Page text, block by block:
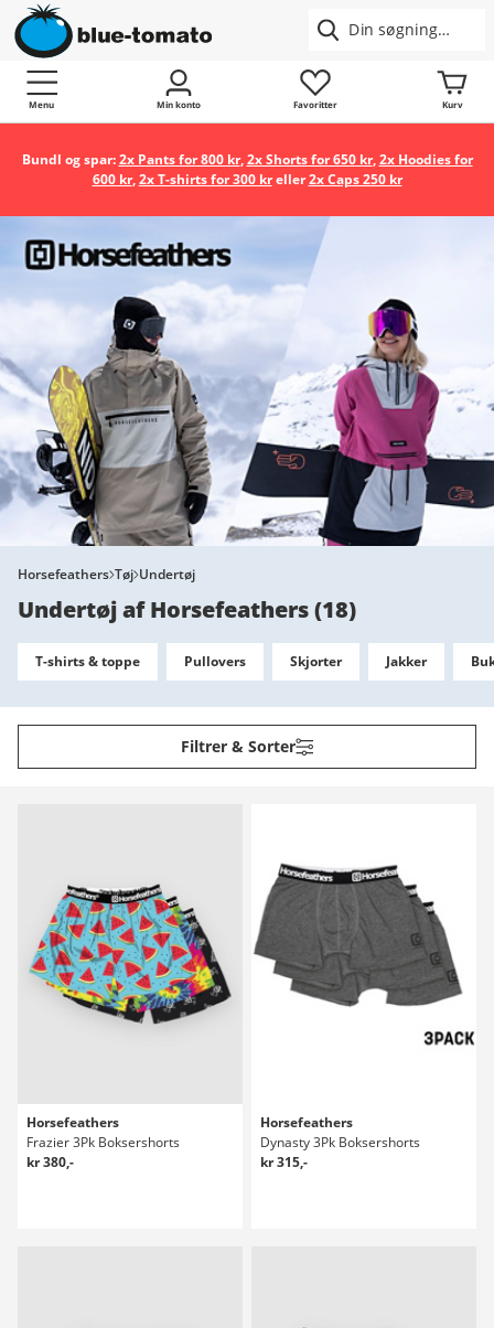
Menu Min konto Favoritter Kurv
Bundl og spar:2x Pants for 800 kr,2x Shorts for 650 kr,2x Hoodies for
600 kr,2x T-shirts for 300 kreller2x Caps 250 kr
Horsefeathers Tøj Undertøj
Undertøj af Horsefeathers(18)
T-shirts & toppe Pullovers Skjorter Jakker
Filtrer & Sorter
Horsefeathers
Frazier 3Pk Boksershorts
kr 380,-
Horsefeathers
Dynasty 3Pk Boksershorts
kr 315,-